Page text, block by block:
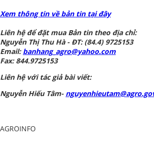
Xem thông tin về bản tin tại đây
Liên hệ để đặt mua Bản tin theo địa chỉ:
Nguyễn Thị Thu Hà - ĐT: (84.4) 9725153
Email: banhang_agro@yahoo.com
Fax: 844.9725153
Liên hệ với tác giả bài viết:
Nguyễn Hiếu Tâm-
AGROINFO